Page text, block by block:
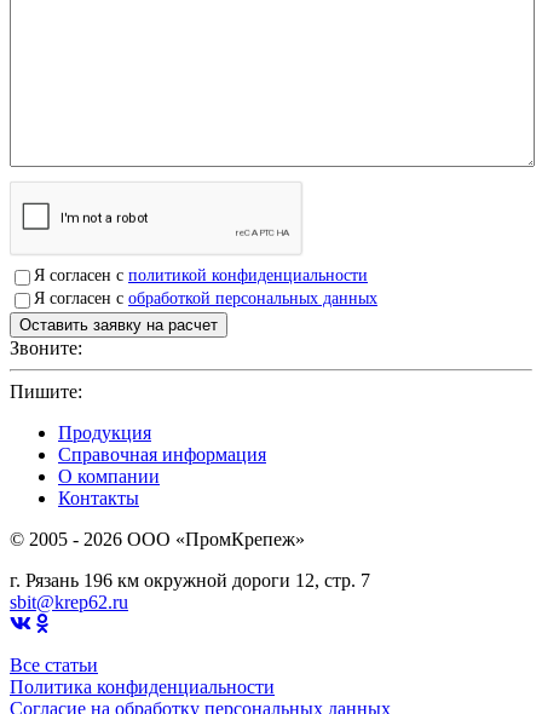
Я согласен с политикой конфиденциальности
Я согласен с обработкой персональных данных
Звоните:
Пишите:
Продукция
Справочная информация
О компании
Контакты
© 2005 - 2026 OOO «ПромКрепеж»
г. Рязань 196 км окружной дороги 12, стр. 7
sbit@krep62.ru
Все статьи
Политика конфиденциальности
Согласие на обработку персональных данных